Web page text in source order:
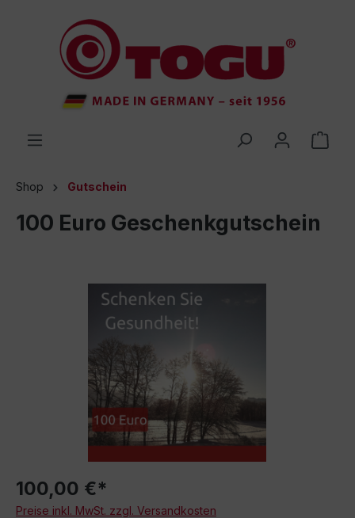
springen
Shop Gutschein
100 Euro Geschenkgutschein
100,00 €*
Preise inkl. MwSt. zzgl. Versandkosten